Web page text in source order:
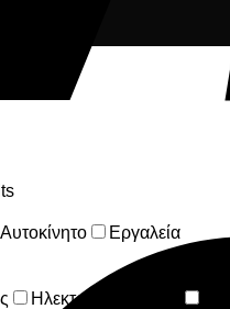
Αυτοκίνητο
Εργαλεία
Ηλεκτρικά εργαλεία